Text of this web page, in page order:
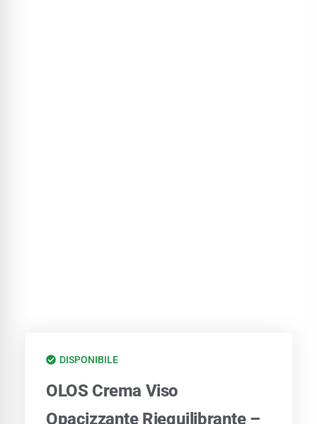
DISPONIBILE
OLOS Crema Viso
Opacizzante Riequilibrante –